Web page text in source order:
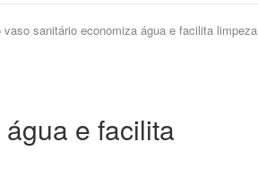
vaso sanitário economiza água e facilita limpeza
e facilita